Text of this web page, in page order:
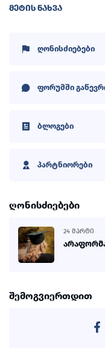
ᲛᲔᲢᲘᲡ ᲜᲐᲮᲕᲐ
ღონისძიებები
ფორუმში
ბლოგები
პარტნიორები
ღონისძიებები
24 ᲛᲐᲠᲢᲘ
შემოგვიერთდით